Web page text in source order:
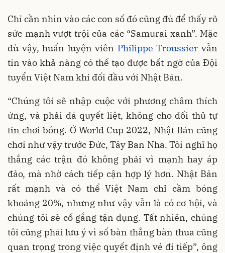
Chỉ cần nhìn vào các con số đó cũng đủ để thấy rõ
sức mạnh vượt trội của các “Samurai xanh”. Mặc
dù vậy, huấn luyện viên Philippe Troussier vẫn
tin vào khả năng có thể tạo được bất ngờ của Đội
tuyển Việt Nam khi đối đầu với Nhật Bản.
“Chúng tôi sẽ nhập cuộc với phương châm thích
ứng, và phải đá quyết liệt, không cho đối thủ tự
tin chơi bóng. Ở World Cup 2022, Nhật Bản cũng
chơi như vậy trước Đức, Tây Ban Nha. Tôi nghĩ họ
thắng các trận đó không phải vì mạnh hay áp
đảo, mà nhờ cách tiếp cận hợp lý hơn. Nhật Bản
rất mạnh và có thể Việt Nam chỉ cầm bóng
khoảng 20%, nhưng như vậy vẫn là có cơ hội, và
chúng tôi sẽ cố gắng tận dụng. Tất nhiên, chúng
tôi cũng phải lưu ý vì số bàn thắng bàn thua cũng
quan trọng trong việc quyết định vé đi tiếp”, ông